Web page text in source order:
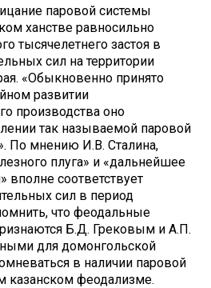
паровой системы
ханстве равносильно
тысячелетнего застоя в
сил на территории
«Обыкновенно принято
развитии
производства оно
так называемой паровой
По мнению И.В. Сталина,
плуга» и «дальнейшее
вполне соответствует
сил в период
что феодальные
Б.Д. Грековым и А.П.
для домонгольской
в наличии паровой
казанском феодализме.